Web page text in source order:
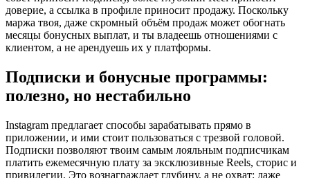
доверие, а ссылка в профиле приносит продажу. Поскольку
маржа твоя, даже скромный объём продаж может обогнать
месяцы бонусных выплат, и ты владеешь отношениями с
клиентом, а не арендуешь их у платформы.
Подписки и бонусные программы:
полезно, но нестабильно
Instagram предлагает способы зарабатывать прямо в
приложении, и ими стоит пользоваться с трезвой головой.
Подписки позволяют твоим самым лояльным подписчикам
платить ежемесячную плату за эксклюзивные Reels, сторис и
привилегии. Это вознаграждает глубину, а не охват: даже